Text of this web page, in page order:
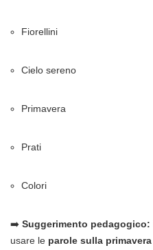
Fiorellini
Cielo sereno
Primavera
Prati
Colori
➡️ Suggerimento pedagogico:
usare le parole sulla primavera